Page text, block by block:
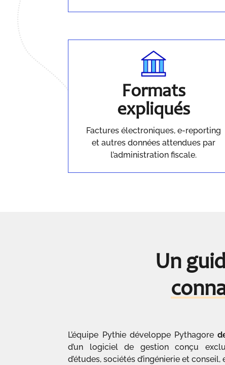
Formats
expliqués
Factures électroniques, e-reporting
et autres données attendues par
l’administration fiscale.
Un
L’équipe Pythie développe Pythagore
d’un logiciel de gestion conçu
d’études, sociétés d’ingénierie et